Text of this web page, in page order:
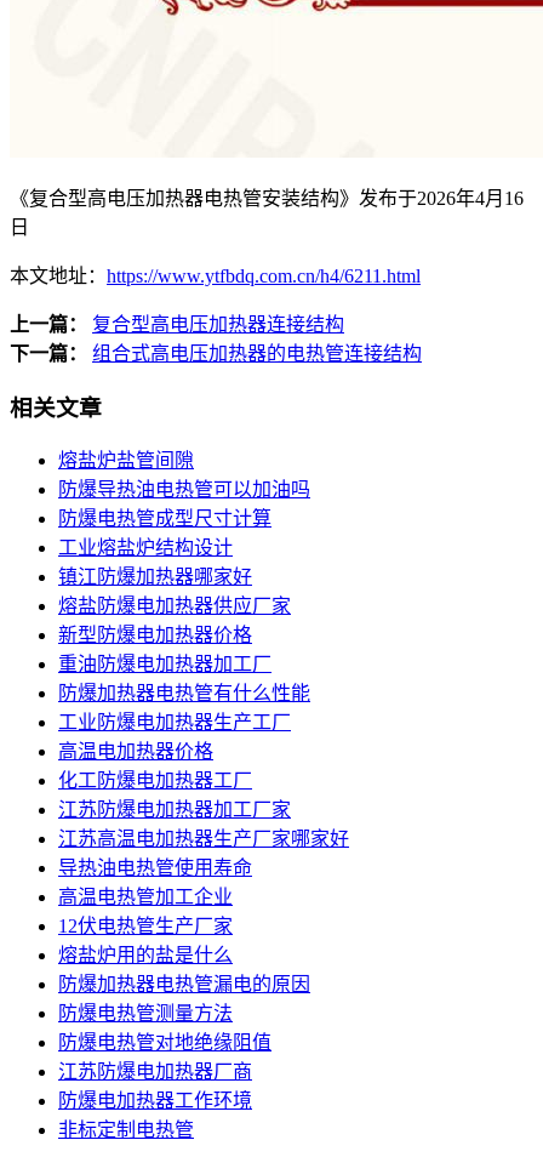
《复合型高电压加热器电热管安装结构》发布于2026年4月16
日
本文地址： https://www.ytfbdq.com.cn/h4/6211.html
上一篇：
复合型高电压加热器连接结构
下一篇：
组合式高电压加热器的电热管连接结构
相关文章
熔盐炉盐管间隙
防爆导热油电热管可以加油吗
防爆电热管成型尺寸计算
工业熔盐炉结构设计
镇江防爆加热器哪家好
熔盐防爆电加热器供应厂家
新型防爆电加热器价格
重油防爆电加热器加工厂
防爆加热器电热管有什么性能
工业防爆电加热器生产工厂
高温电加热器价格
化工防爆电加热器工厂
江苏防爆电加热器加工厂家
江苏高温电加热器生产厂家哪家好
导热油电热管使用寿命
高温电热管加工企业
12伏电热管生产厂家
熔盐炉用的盐是什么
防爆加热器电热管漏电的原因
防爆电热管测量方法
防爆电热管对地绝缘阻值
江苏防爆电加热器厂商
防爆电加热器工作环境
非标定制电热管